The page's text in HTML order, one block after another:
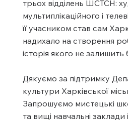
трьох відділень ШСТСН:
мультиплікаційного і
її учасником став сам
надихало на створення
історія якого не
Дякуємо за підтримку
культури Харківської
Запрошуємо мистецькі
та вищі навчальні заклади